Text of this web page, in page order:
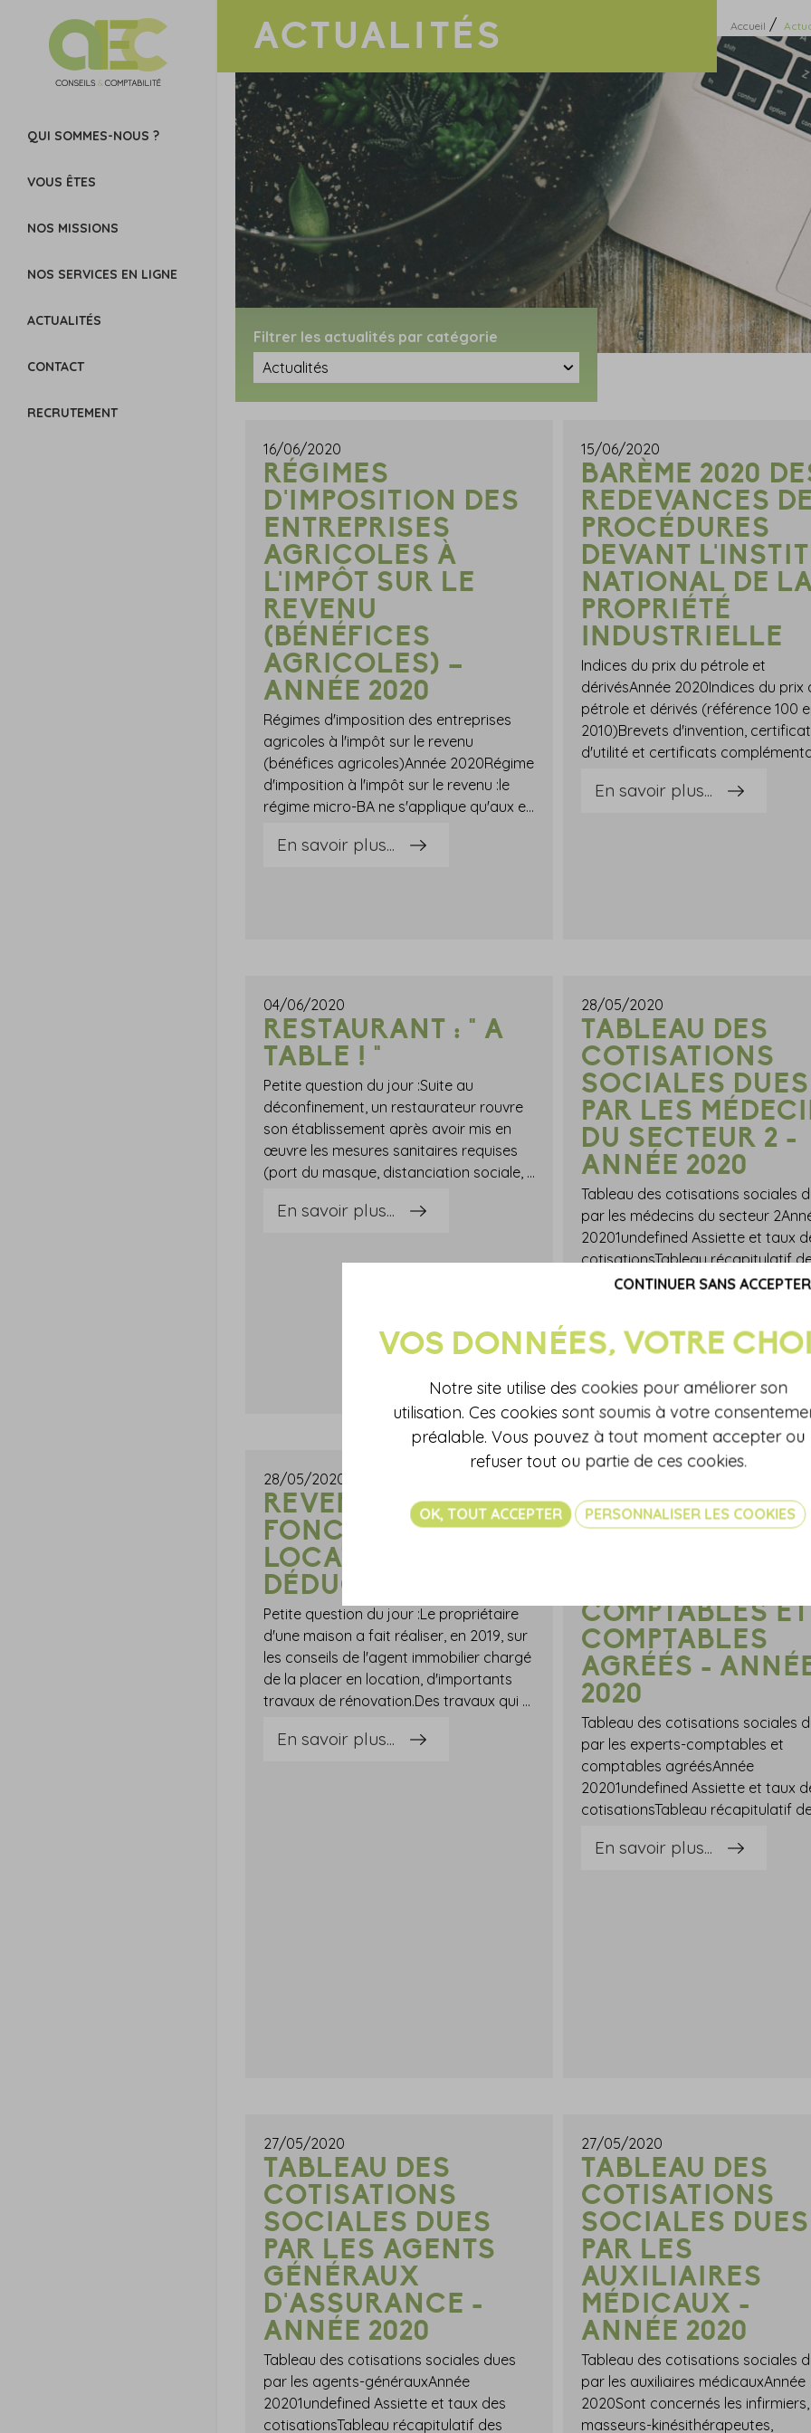
QUI SOMMES-NOUS ?
VOUS ÊTES
NOS MISSIONS
NOS SERVICES EN LIGNE
ACTUALITÉS
CONTACT
RECRUTEMENT
ACTUALITÉS Accueil /
Filtrer les actualités par catégorie
16/06/2020
RÉGIMES
D'IMPOSITION DES
ENTREPRISES
AGRICOLES À
L'IMPÔT SUR LE
REVENU
(BÉNÉFICES
AGRICOLES) –
ANNÉE 2020
Régimes d'imposition des entreprises
agricoles à l'impôt sur le revenu
(bénéfices agricoles)Année 2020Régime
d'imposition à l'impôt sur le revenu :le
régime micro-BA ne s'applique qu'aux exploitants dont la moyenne des recettes est inférieure à 85 800 € sur les 3 dernières années ;le régime réel simplifié d'imposition s'applique aux exploitants dont la moyenne des recettes est comprise entre 85 800 et 365 000 € sur les 2 dernières années ;le régime réel normal s'applique aux exploitants dont la moyenne des recettes est supérieure à 365 000 € sur les 2 dernières années.Sources :Article 69 du code général des impôtsLoi de Finances pour 2020 du 28 décembre 2019, n°2019-1479
En savoir plus...
15/06/2020
BARÈME 2020
REDEVANCES DE
PROCÉDURES
DEVANT
NATIONAL DE
PROPRIÉTÉ
INDUSTRIELLE
Indices du prix du pétrole et
dérivésAnnée 2020Indices du prix
pétrole et dérivés (référence 100
2010)Brevets d'invention,
En savoir plus...
04/06/2020
RESTAURANT : " A
TABLE ! "
Petite question du jour :Suite au
déconfinement, un restaurateur rouvre
son établissement après avoir mis en
œuvre les mesures sanitaires requises
(port du masque, distanciation sociale, lavage des mains, etc.). Un midi, il accueille un groupe de 5 personnes qui aperçoivent un autre groupe de 4 personnes, déjà attablées, qu'elles connaissent : ces clients demandent au restaurateur s'ils peuvent rapprocher leur table pour déjeuner tous ensemble.Le restaurateur peut-il accepter ou doit-il refuser ?Il peut accepterIl doit refuserLa réponse n'est pas toujours celle que l'on croit...La bonne réponse est... Il doit refuserLes restaurants qui ont rouvert depuis le 2 juin 2020 doivent organiser l'accueil du public en respectant certaines conditions sanitaires.Parmi celles-ci, il est prévu qu'une même table ne peut regrouper que des personnes venant ensemble ou ayant réservé ensemble, dans la limite de 10 personnes.Par conséquent, 2 groupes de personnes qui ne sont pas venus ensemble, et qui n'ont pas procédé à la même réservation, ne peuvent pas se trouver ensemble à la même table, même s'ils sont moins de 10 au total.
En savoir plus...
28/05/2020
TABLEAU DES
COTISATIONS
SOCIALES DUES
PAR LES
DU SECTEUR 2 -
ANNÉE 2020
Tableau des cotisations sociales
par les médecins du secteur
20201undefined Assiette et taux
cotisationsTableau récapitulatif
28/05/2020
REVENUS
FONCIERS : PAS DE
LOCATION = PAS DE
DÉDUCTION ?
Petite question du jour :Le propriétaire
d'une maison a fait réaliser, en 2019, sur
les conseils de l'agent immobilier chargé
de la placer en location, d'importants
travaux de rénovation.Des travaux qui se sont révélés payants puisqu'ils lui ont permis finalement de trouver un locataire à la fin de l'année.Au moment de remplir sa déclaration de revenus, il se demande s'il peut déduire, de ses revenus, les dépenses de travaux.Est-ce possible, sachant que la maison n'était pas louée au moment de leur réalisation ?OuiNonLa réponse n'est pas toujours celle que l'on croit...La bonne réponse est... OuiEn principe, pour qu'un propriétaire puisse déduire le montant des travaux réalisés de ses revenus fonciers, le logement doit être effectivement mis en location.Toutefois, la déduction des travaux réalisés avant la mise en location est possible dès lors que le propriétaire est en mesure de prouver qu'au moment de leur réalisation, il avait l'intention de louer le bien immobilier.Ici, le dirigeant avait bien l'intention de louer sa maison au moment de la réalisation des travaux, puisqu'il avait mandaté un agent immobilier en ce sens. Il pourra donc bien déduire le montant des travaux réalisés pour le calcul de ses revenus fonciers.
En savoir plus...
TABLEAU DES
COTISATIONS
COMPTABLES ET
COMPTABLES
AGRÉÉS -
2020
Tableau des cotisations sociales
par les experts-comptables et
comptables agréésAnnée
20201undefined Assiette et taux
En savoir plus...
27/05/2020
TABLEAU DES
COTISATIONS
SOCIALES DUES
PAR LES AGENTS
GÉNÉRAUX
D'ASSURANCE -
ANNÉE 2020
Tableau des cotisations sociales dues
par les agents-générauxAnnée
20201undefined Assiette et taux des
cotisationsTableau récapitulatif des
27/05/2020
TABLEAU DES
COTISATIONS
SOCIALES DUES
PAR LES
AUXILIAIRES
MÉDICAUX -
ANNÉE 2020
Tableau des cotisations sociales
par les auxiliaires médicauxAnnée
2020Sont concernés les infirmiers,
masseurs-kinésithérapeutes,
Notre site utilise des cookies pour améliorer son
utilisation. Ces cookies sont soumis à votre
préalable. Vous pouvez à tout moment accepter ou
refuser tout ou partie de ces cookies.
OK, TOUT ACCEPTER
CONTINUER SANS ACCEPTER
PERSONNALISER LES COOKIES